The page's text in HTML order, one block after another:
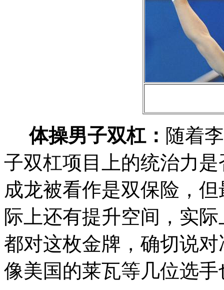
体操男子双杠： 随着
子双杠项目上的统治力
成龙被看作是双保险，
际上还有提升空间，实
都对这枚金牌，确切说
像美国的莱瓦等几位选